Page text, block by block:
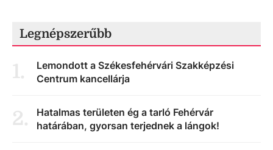
Legnépszerűbb
1.
Lemondott a Székesfehérvári Szakképzési
Centrum kancellárja
2.
Hatalmas területen ég a tarló Fehérvár
határában, gyorsan terjednek a lángok!